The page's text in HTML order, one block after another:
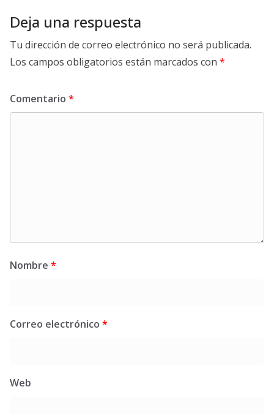
Deja una respuesta
Tu dirección de correo electrónico no será publicada.
Los campos obligatorios están marcados con *
Comentario *
Nombre *
Correo electrónico *
Web